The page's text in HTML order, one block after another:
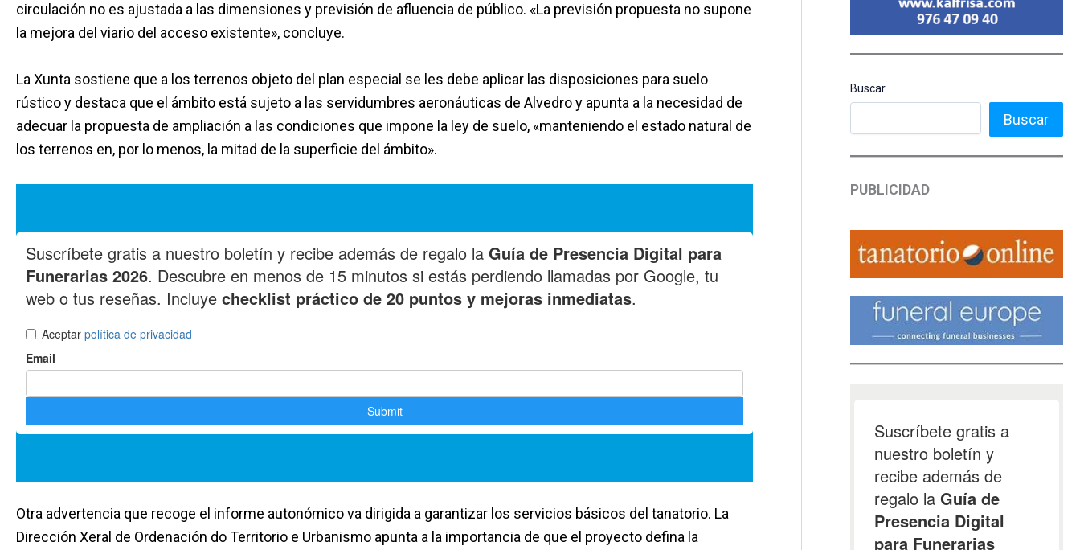
circulación no es ajustada a las dimensiones y previsión de afluencia de público. «La previsión propuesta no supone
la mejora del viario del acceso existente», concluye.
La Xunta sostiene que a los terrenos objeto del plan especial se les debe aplicar las disposiciones para suelo
rústico y destaca que el ámbito está sujeto a las servidumbres aeronáuticas de Alvedro y apunta a la necesidad de
adecuar la propuesta de ampliación a las condiciones que impone la ley de suelo, «manteniendo el estado natural de
los terrenos en, por lo menos, la mitad de la superficie del ámbito».
Otra advertencia que recoge el informe autonómico va dirigida a garantizar los servicios básicos del tanatorio. La
Dirección Xeral de Ordenación do Territorio e Urbanismo apunta a la importancia de que el proyecto defina la
Buscar
Buscar
PUBLICIDAD